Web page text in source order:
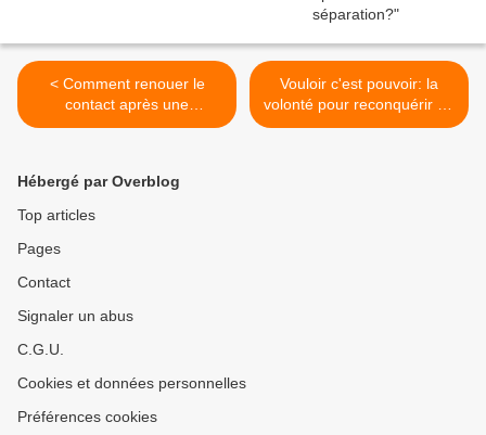
< Comment renouer le
contact après une
séparation?
Vouloir c'est pouvoir: la
volonté pour reconquérir ou
sauver sa relation >
Hébergé par Overblog
Top articles
Pages
Contact
Signaler un abus
C.G.U.
Cookies et données personnelles
Préférences cookies